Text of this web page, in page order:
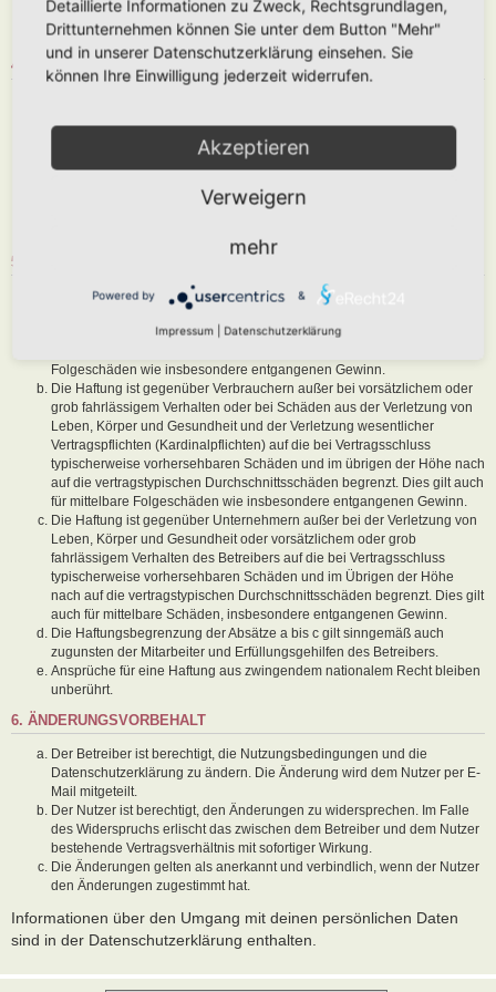
abzuändern, sofern sie gegen o. g. Regeln verstoßen oder geeignet
sind, dem Betreiber oder einem Dritten Schaden zuzufügen.
4. GENERAL PUBLIC LICENSE
www.phpbb.com
Informationen werden durch die deutschsprachige Community unter
www.phpbb.dezur Verfügung gestellt. Beide haben keinen Einfluss auf
die Art und Weise, wie die Software verwendet wird. Sie können
insbesondere die Verwendung der Software für bestimmte Zwecke nicht
5. GEWÄHRLEISTUNG
Der Betreiber haftet mit Ausnahme der Verletzung von Leben, Körper
und Gesundheit und der Verletzung wesentlicher Vertragspflichten
(Kardinalpflichten) nur für Schäden, die auf ein vorsätzliches oder grob
Folgeschäden wie insbesondere entgangenen Gewinn.
Die Haftung ist gegenüber Verbrauchern außer bei vorsätzlichem oder
grob fahrlässigem Verhalten oder bei Schäden aus der Verletzung von
Leben, Körper und Gesundheit und der Verletzung wesentlicher
Vertragspflichten (Kardinalpflichten) auf die bei Vertragsschluss
typischerweise vorhersehbaren Schäden und im übrigen der Höhe nach
auf die vertragstypischen Durchschnittsschäden begrenzt. Dies gilt auch
für mittelbare Folgeschäden wie insbesondere entgangenen Gewinn.
Die Haftung ist gegenüber Unternehmern außer bei der Verletzung von
Leben, Körper und Gesundheit oder vorsätzlichem oder grob
fahrlässigem Verhalten des Betreibers auf die bei Vertragsschluss
typischerweise vorhersehbaren Schäden und im Übrigen der Höhe
nach auf die vertragstypischen Durchschnittsschäden begrenzt. Dies gilt
auch für mittelbare Schäden, insbesondere entgangenen Gewinn.
Die Haftungsbegrenzung der Absätze a bis c gilt sinngemäß auch
zugunsten der Mitarbeiter und Erfüllungsgehilfen des Betreibers.
Ansprüche für eine Haftung aus zwingendem nationalem Recht bleiben
unberührt.
6. ÄNDERUNGSVORBEHALT
Der Betreiber ist berechtigt, die Nutzungsbedingungen und die
Datenschutzerklärung zu ändern. Die Änderung wird dem Nutzer per E-
Mail mitgeteilt.
Der Nutzer ist berechtigt, den Änderungen zu widersprechen. Im Falle
des Widerspruchs erlischt das zwischen dem Betreiber und dem Nutzer
bestehende Vertragsverhältnis mit sofortiger Wirkung.
Die Änderungen gelten als anerkannt und verbindlich, wenn der Nutzer
den Änderungen zugestimmt hat.
Informationen über den Umgang mit deinen persönlichen Daten
sind in der Datenschutzerklärung enthalten.
Detaillierte Informationen zu Zweck, Rechtsgrundlagen,
Drittunternehmen können Sie unter dem Button "Mehr"
und in unserer Datenschutzerklärung einsehen. Sie
können Ihre Einwilligung jederzeit widerrufen.
Akzeptieren
Verweigern
mehr
Powered by &
Impressum Datenschutzerklärung